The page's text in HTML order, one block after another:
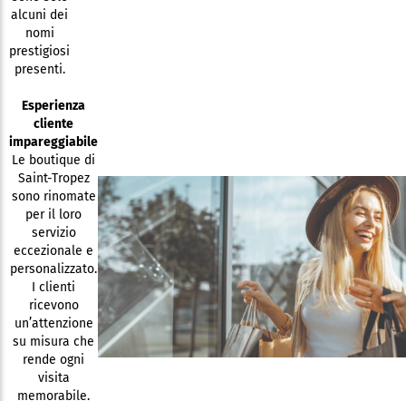
alcuni dei
nomi
prestigiosi
presenti.
Esperienza
cliente
impareggiabile
Le boutique di
Saint-Tropez
sono rinomate
per il loro
servizio
eccezionale e
personalizzato.
I clienti
ricevono
un’attenzione
su misura che
rende ogni
visita
memorabile.